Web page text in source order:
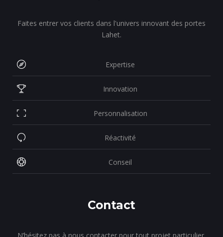
Faites entrer vos clients dans l'univers innovant des portes
Lahet.
Expertise
Innovation
Personnalisation
Réactivité
Conseil
Contact